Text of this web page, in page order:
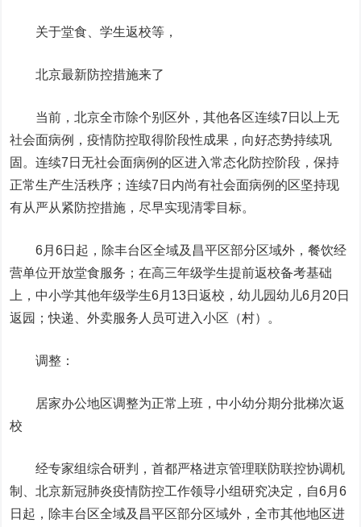
关于堂食、学生返校等，
北京最新防控措施来了
当前，北京全市除个别区外，其他各区连续7日以上无
社会面病例，疫情防控取得阶段性成果，向好态势持续巩
固。连续7日无社会面病例的区进入常态化防控阶段，保持
正常生产生活秩序；连续7日内尚有社会面病例的区坚持现
有从严从紧防控措施，尽早实现清零目标。
6月6日起，除丰台区全域及昌平区部分区域外，餐饮经
营单位开放堂食服务；在高三年级学生提前返校备考基础
上，中小学其他年级学生6月13日返校，幼儿园幼儿6月20日
返园；快递、外卖服务人员可进入小区（村）。
调整：
居家办公地区调整为正常上班，中小幼分期分批梯次返
校
经专家组综合研判，首都严格进京管理联防联控协调机
制、北京新冠肺炎疫情防控工作领导小组研究决定，自6月6
日起，除丰台区全域及昌平区部分区域外，全市其他地区进